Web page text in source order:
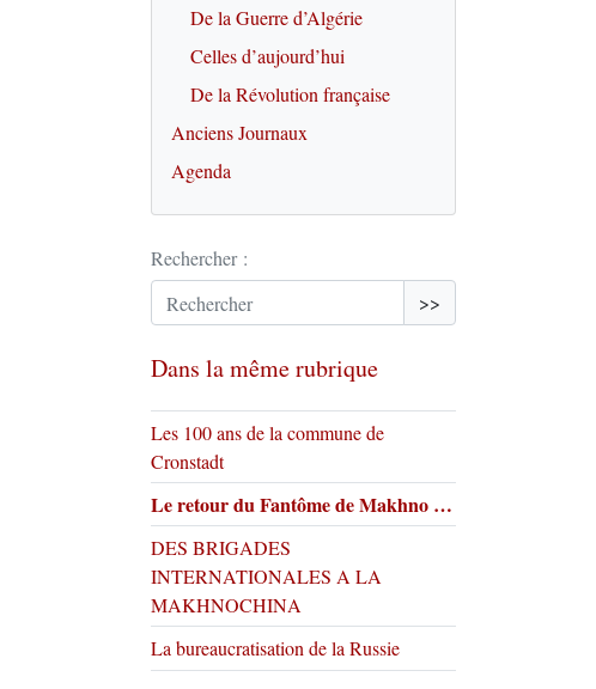
De la Guerre d’Algérie
Celles d’aujourd’hui
De la Révolution française
Anciens Journaux
Agenda
Rechercher :
>>
Dans la même rubrique
Les 100 ans de la commune de
Cronstadt
Le retour du Fantôme de Makhno …
DES BRIGADES
INTERNATIONALES A LA
MAKHNOCHINA
La bureaucratisation de la Russie